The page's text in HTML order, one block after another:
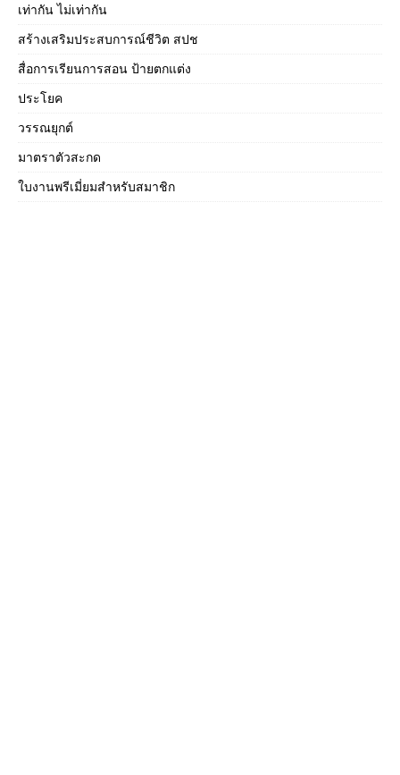
เท่ากัน ไม่เท่ากัน
สร้างเสริมประสบการณ์ชีวิต สปช
สื่อการเรียนการสอน ป้ายตกแต่ง
ประโยค
วรรณยุกต์
มาตราตัวสะกด
ใบงานพรีเมี่ยมสำหรับสมาชิก